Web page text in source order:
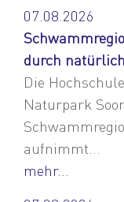
07.08.2026
durch
Die
Naturpark
aufnimmt...
mehr...